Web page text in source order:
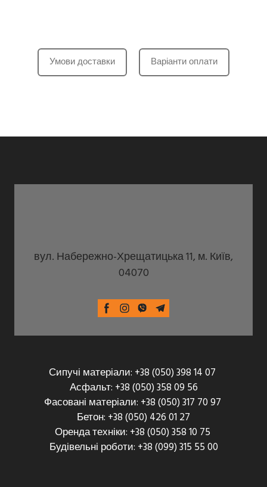
Умови доставки Варіанти оплати
вул. Набережно-Хрещатицька 11, м. Київ,
04070
Сипучі матеріали: +38 (050) 398 14 07
Асфальт: +38 (050) 358 09 56
Фасовані матеріали: +38 (050) 317 70 97
Бетон: +38 (050) 426 01 27
Оренда техніки: +38 (050) 358 10 75
Будівельні роботи: +38 (099) 315 55 00